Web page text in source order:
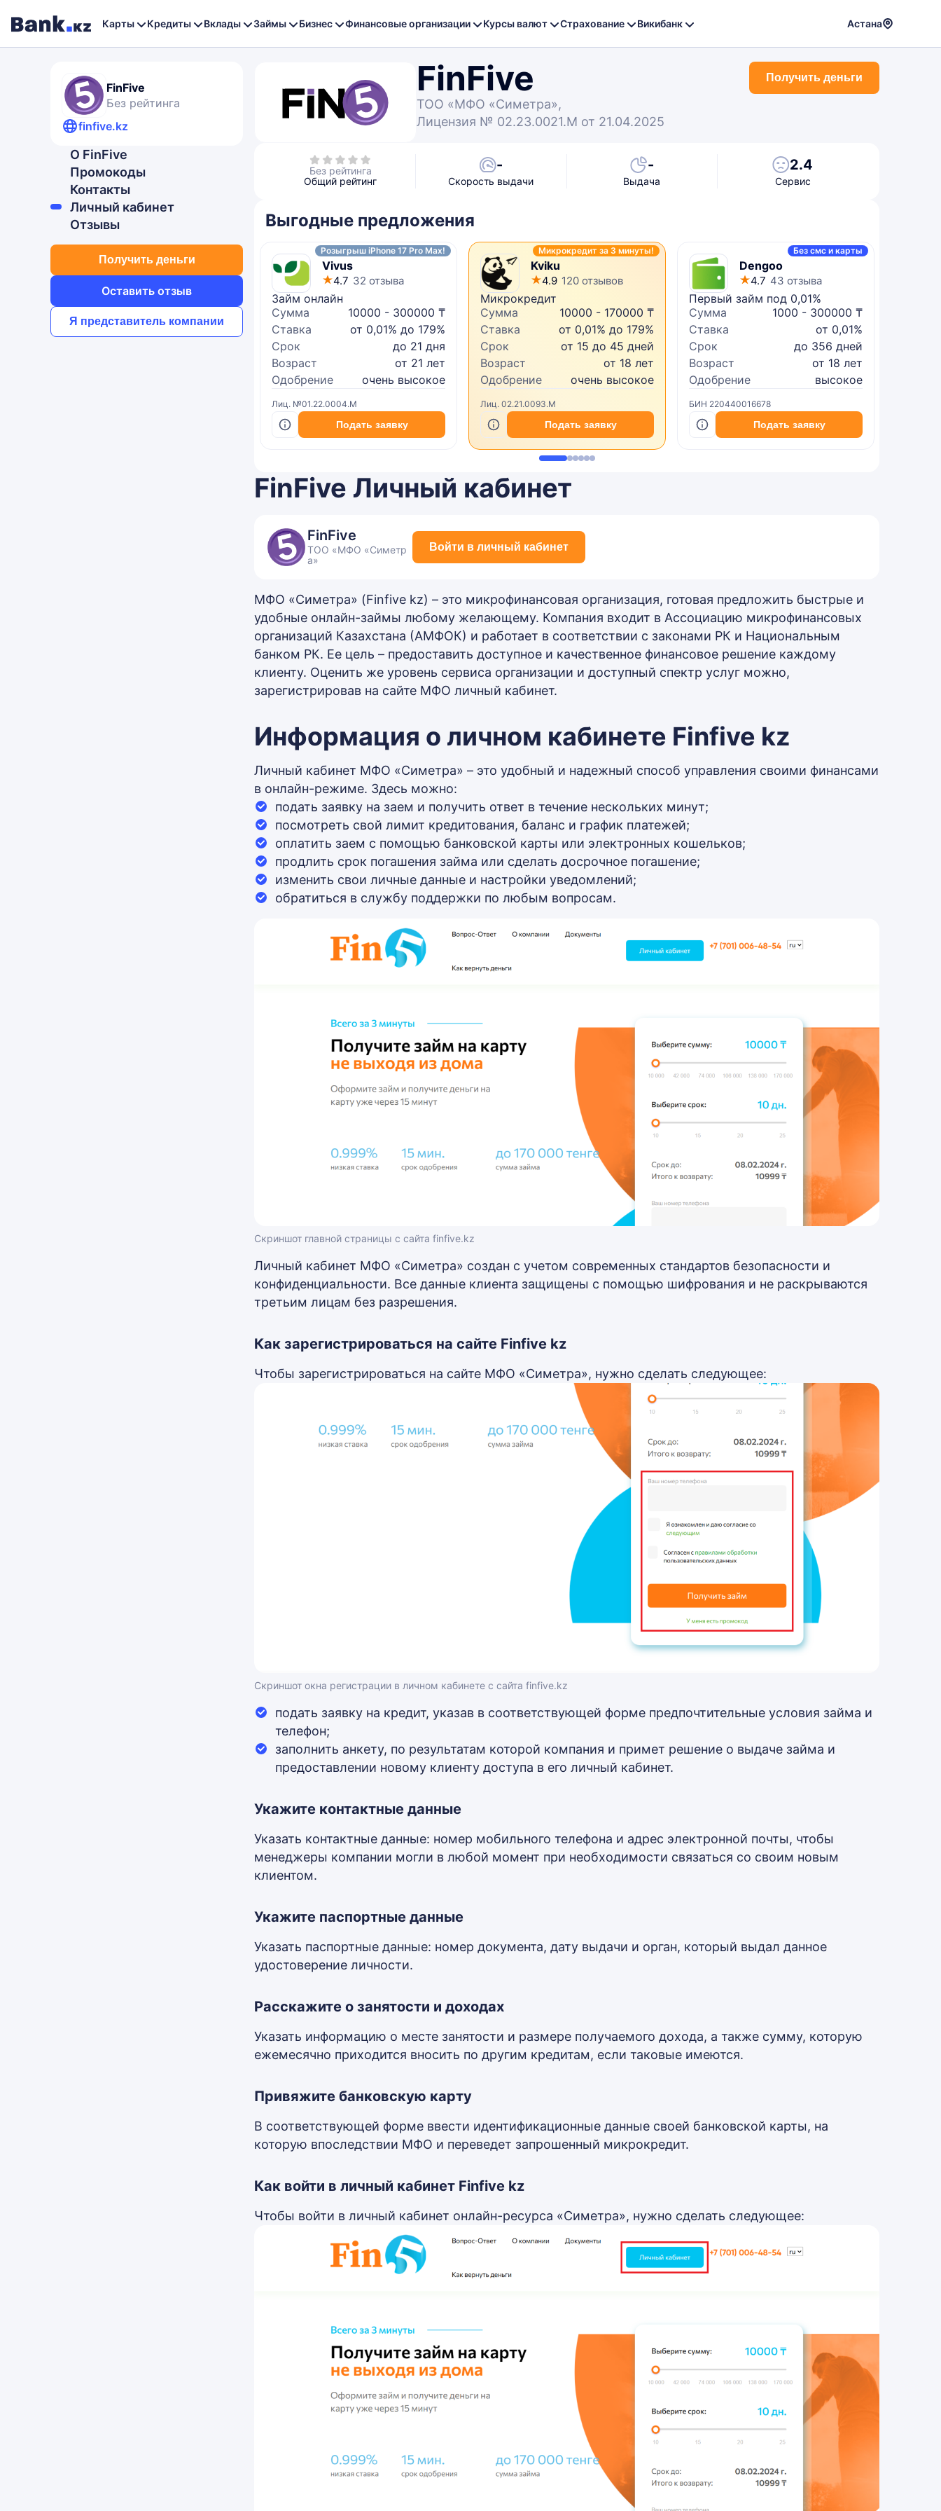
Карты Кредиты Вклады Займы Бизнес Финансовые организации Курсы валют Страхование Викибанк Астана
FinFive
Без рейтинга
finfive.kz
О FinFive
Промокоды
Контакты
Личный кабинет
Отзывы
Получить деньги
Оставить отзыв
Я представитель компании
FinFive
ТОО «МФО «Симетра»,
Лицензия № 02.23.0021.М от 21.04.2025
Получить деньги
Без рейтинга
Общий рейтинг
-
Скорость выдачи
-
Выдача
2.4
Сервис
Выгодные предложения
Розыгрыш iPhone 17 Pro Max!
Vivus
4.7 32 отзыва
Займ онлайн
Сумма
10000 - 300000 ₸
Ставка
от 0,01% до 179%
Срок
до 21 дня
Возраст
от 21 лет
Одобрение
очень высокое
Лиц. №01.22.0004.M
Подать заявку
Микрокредит за 3 минуты!
Kviku
4.9 120 отзывов
Микрокредит
Сумма
10000 - 170000 ₸
Ставка
от 0,01% до 179%
Срок
от 15 до 45 дней
Возраст
от 18 лет
Одобрение
очень высокое
Лиц. 02.21.0093.M
Подать заявку
Без смс и карты
Dengoo
4.7 43 отзыва
Первый займ под 0,01%
Сумма
1000 - 300000 ₸
Ставка
от 0,01%
Срок
до 356 дней
Возраст
от 18 лет
Одобрение
высокое
БИН 220440016678
Подать заявку
FinFive Личный кабинет
FinFive
ТОО «МФО «Симетр
а»
Войти в личный кабинет
МФО «Симетра» (Finfive kz) – это микрофинансовая организация, готовая предложить быстрые и
удобные онлайн-займы любому желающему. Компания входит в Ассоциацию микрофинансовых
организаций Казахстана (АМФОК) и работает в соответствии с законами РК и Национальным
банком РК. Ее цель – предоставить доступное и качественное финансовое решение каждому
клиенту. Оценить же уровень сервиса организации и доступный спектр услуг можно,
зарегистрировав на сайте МФО личный кабинет.
Информация о личном кабинете Finfive kz
Личный кабинет МФО «Симетра» – это удобный и надежный способ управления своими финансами
в онлайн-режиме. Здесь можно:
подать заявку на заем и получить ответ в течение нескольких минут;
посмотреть свой лимит кредитования, баланс и график платежей;
оплатить заем с помощью банковской карты или электронных кошельков;
продлить срок погашения займа или сделать досрочное погашение;
изменить свои личные данные и настройки уведомлений;
обратиться в службу поддержки по любым вопросам.
Скриншот главной страницы с сайта finfive.kz
Личный кабинет МФО «Симетра» создан с учетом современных стандартов безопасности и
конфиденциальности. Все данные клиента защищены с помощью шифрования и не раскрываются
третьим лицам без разрешения.
Как зарегистрироваться на сайте Finfive kz
Чтобы зарегистрироваться на сайте МФО «Симетра», нужно сделать следующее:
Скриншот окна регистрации в личном кабинете с сайта finfive.kz
подать заявку на кредит, указав в соответствующей форме предпочтительные условия займа и
телефон;
заполнить анкету, по результатам которой компания и примет решение о выдаче займа и
предоставлении новому клиенту доступа в его личный кабинет.
Укажите контактные данные
Указать контактные данные: номер мобильного телефона и адрес электронной почты, чтобы
менеджеры компании могли в любой момент при необходимости связаться со своим новым
клиентом.
Укажите паспортные данные
Указать паспортные данные: номер документа, дату выдачи и орган, который выдал данное
удостоверение личности.
Расскажите о занятости и доходах
Указать информацию о месте занятости и размере получаемого дохода, а также сумму, которую
ежемесячно приходится вносить по другим кредитам, если таковые имеются.
Привяжите банковскую карту
В соответствующей форме ввести идентификационные данные своей банковской карты, на
которую впоследствии МФО и переведет запрошенный микрокредит.
Как войти в личный кабинет Finfive kz
Чтобы войти в личный кабинет онлайн-ресурса «Симетра», нужно сделать следующее: